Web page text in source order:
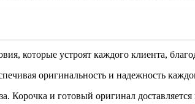
которые устроят каждого клиента,
оригинальность и надежность
Корочка и готовый оригинал